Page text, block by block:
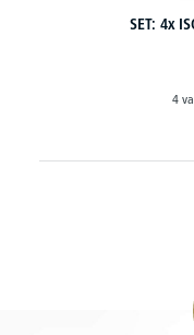
SET: 4x ISO hout en
4 varianten om uit te